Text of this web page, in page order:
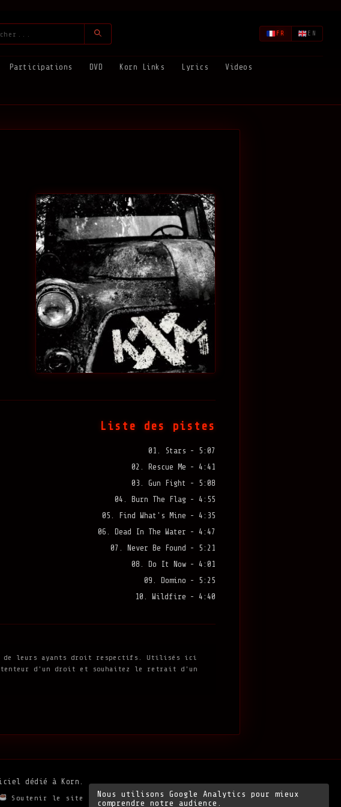
FR EN
Participations DVD Korn Links Lyrics Videos
Liste des pistes
01. Stars - 5:07
02. Rescue Me - 4:41
03. Gun Fight - 5:08
04. Burn The Flag - 4:55
05. Find What's Mine - 4:35
06. Dead In The Water - 4:47
07. Never Be Found - 5:21
08. Do It Now - 4:01
09. Domino - 5:25
10. Wildfire - 4:40
de leurs ayants droit respectifs. Utilisés ici
d'un droit et souhaitez le retrait d'un
dédié à Korn.
Soutenir le site
Nous utilisons Google Analytics pour mieux
comprendre notre audience.